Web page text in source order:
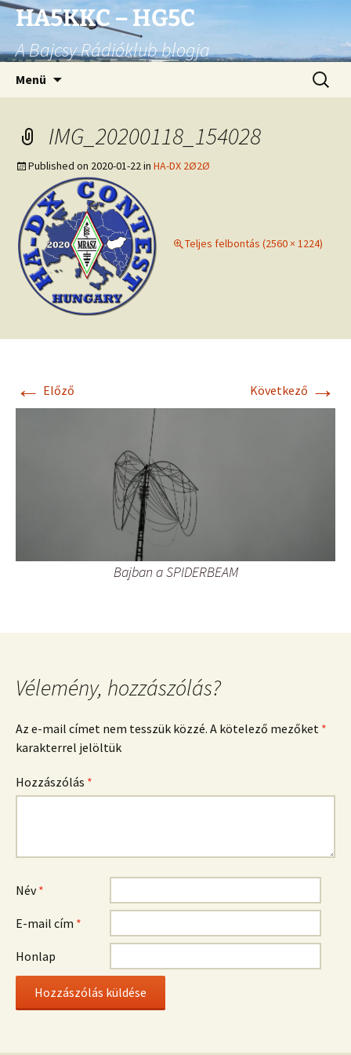
Ugrás
tartalomhoz
HA5KKC – HG5C
A Bajcsy Rádióklub blogja
Menü
IMG_20200118_154028
Published on 2020-01-22in HA-DX 2Ø2Ø
Teljes felbontás (2560 × 1224)
← Előző Következő →
Bajban a SPIDERBEAM
Vélemény, hozzászólás?
Az e-mail címet nem tesszük közzé. A kötelező mezőket *
karakterrel jelöltük
Hozzászólás *
Név*
E-mail cím *
Honlap